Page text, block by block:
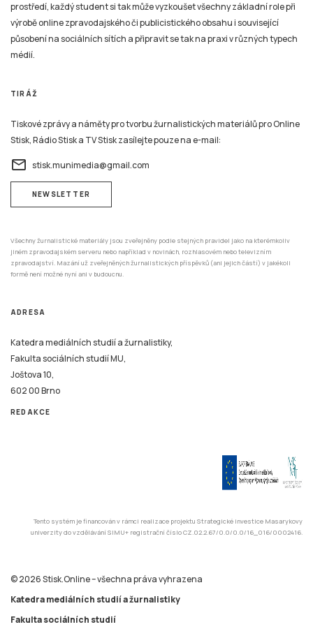
prostředí, každý student si tak může vyzkoušet všechny základní role při
výrobě online zpravodajského či publicistického obsahu i související
působení na sociálních sítích a připravit se tak na praxi v různých typech
médií.
TIRÁŽ
Tiskové zprávy a náměty pro tvorbu žurnalistických materiálů pro Online
Stisk, Rádio Stisk a TV Stisk zasílejte pouze na e-mail:
email stisk.munimedia@gmail.com
NEWSLETTER
Všechny žurnalistické materiály jsou zveřejněny podle stejných pravidel jako na kterémkoliv
jiném zpravodajském serveru nebo například v novinách, rozhlasovém nebo televizním
zpravodajství. Mazání už zveřejněných žurnalistických příspěvků (ani jejich částí) v jakékoli
formě není možné nyní ani v budoucnu.
ADRESA
Katedra mediálních studií a žurnalistiky,
Fakulta sociálních studií MU,
Joštova 10,
602 00 Brno
REDAKCE
Tento systém je financován v rámci realizace projektu Strategické investice Masarykovy
univerzity do vzdělávání SIMU+ registrační číslo CZ.02.2.67/0.0/0.0/16_016/0002416.
© 2026 Stisk.Online – všechna práva vyhrazena
Katedra mediálních studií a žurnalistiky
Fakulta sociálních studií